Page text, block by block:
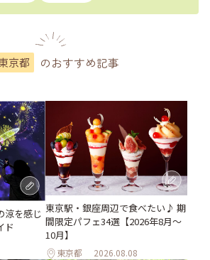
京都 のおすすめ記事
涼を感じ
ド
東京駅・銀座周辺で食べたい♪ 期
間限定パフェ34選【2026年8月～
10月】
東京都 2026.08.08